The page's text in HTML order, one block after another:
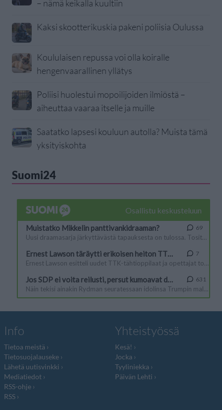
– nämä keikalla kuultiin
Kaksi skootterikuskia pakeni poliisia Oulussa
Koululaisen repussa voi olla koiralle
hengenvaarallinen yllätys
Poliisi huolestui mopoilijoiden ilmiöstä –
aiheuttaa vaaraa itselle ja muille
Saatatko lapsesi kouluun autolla? Muista tämä
yksityiskohta
Suomi24
Info
Tietoa meistä
Tietosuojalauseke
Lähetä uutisvinkki
Mediatiedot
RSS-ohje
RSS
Yhteistyössä
Kesä!
Jocka
Tyyliniekka
Päivän Lehti